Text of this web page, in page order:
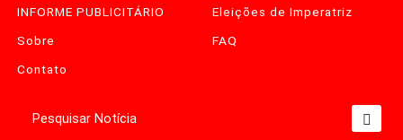
INFORME PUBLICITÁRIO
Eleições de Imperatriz
Sobre
FAQ
Contato
Pesquisar Notícia